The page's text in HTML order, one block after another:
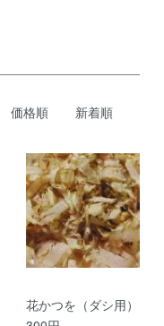
価格順 新着順
花かつを（ダシ用）